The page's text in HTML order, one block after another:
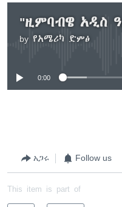
by የአሜሪካ ድምፅ
No media
0:00
አጋሩ Follow us
This item is part of